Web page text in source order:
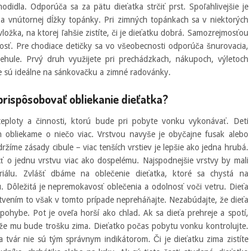
Odporúča sa za pätu dieťatka strčiť prst. Spoľahlivejšie je
vnútornej dĺžky topánky. Pri zimných topánkach sa v niektorých
na ktorej ľahšie zistíte, či je dieťatku dobrá. Samozrejmosťou
Pre chodiace detičky sa vo všeobecnosti odporúča šnurovacia,
Prvý druh využijete pri prechádzkach, nákupoch, výletoch
sú ideálne na sánkovačku a zimné radovánky.
obliekanie dieťatka?
a činnosti, ktorú bude pri pobyte vonku vykonávať. Deti
obliekame o niečo viac. Vrstvou navyše je obyčajne fusak alebo
zásady cibule – viac tenších vrstiev je lepšie ako jedna hrubá.
o jednu vrstvu viac ako dospelému. Najspodnejšie vrstvy by mali
Zvlášť dbáme na oblečenie dieťatka, ktoré sa chystá na
Dôležitá je nepremokavosť oblečenia a odolnosť voči vetru. Dieťa
to však v tomto prípade nepreháňajte. Nezabúdajte, že dieťa
Pot je oveľa horší ako chlad. Ak sa dieťa prehreje a spotí,
mu bude trošku zima. Dieťatko počas pobytu vonku kontrolujte.
tvár nie sú tým správnym indikátorom. Či je dieťatku zima zistíte